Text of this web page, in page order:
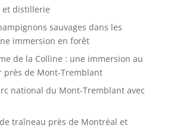
et distillerie
sauvages dans les
immersion en forêt
de la Colline : une immersion au
de Mont-Tremblant
national du Mont-Tremblant avec
traîneau près de Montréal et